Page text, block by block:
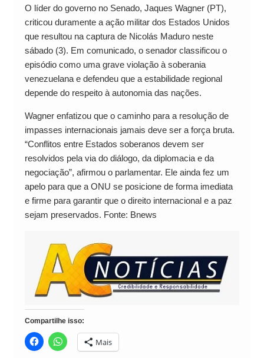
O líder do governo no Senado, Jaques Wagner (PT),
criticou duramente a ação militar dos Estados Unidos
que resultou na captura de Nicolás Maduro neste
sábado (3). Em comunicado, o senador classificou o
episódio como uma grave violação à soberania
venezuelana e defendeu que a estabilidade regional
depende do respeito à autonomia das nações.
Wagner enfatizou que o caminho para a resolução de
impasses internacionais jamais deve ser a força bruta.
“Conflitos entre Estados soberanos devem ser
resolvidos pela via do diálogo, da diplomacia e da
negociação”, afirmou o parlamentar. Ele ainda fez um
apelo para que a ONU se posicione de forma imediata
e firme para garantir que o direito internacional e a paz
sejam preservados. Fonte: Bnews
Compartilhe isso:
Mais